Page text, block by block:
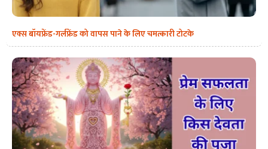
एक्स बॉयफ्रेंड-गर्लफ्रेंड को वापस पाने के लिए चमत्कारी टोटके